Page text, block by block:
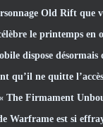
que vous avez laissé sur le serveur
printemps en offrant aux joueurs
dispose
qu’il ne quitte
Unbound » de Duet Night
est si effrayant qu'elle a sa propre